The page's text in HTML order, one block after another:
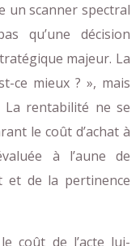
un scanner spectral
qu’une décision
majeur. La
ce mieux ? », mais
rentabilité ne se
le coût d’achat à
à l’aune de
et de la pertinence
coût de l’acte lui-